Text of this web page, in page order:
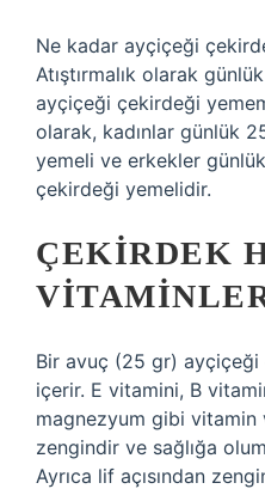
Ne kadar ayçiçeği
Atıştırmalık olarak
ayçiçeği çekirdeği
olarak, kadınlar günlük
yemeli ve erkekler
çekirdeği yemelidir.
ÇEKIRDEK
Bir avuç (25 gr)
içerir. E vitamini, B
magnezyum gibi vitamin
zengindir ve sağlığa
Ayrıca lif açısından